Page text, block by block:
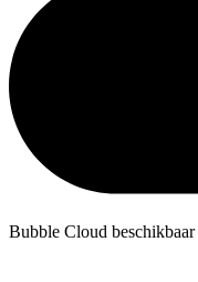
Bubble Cloud